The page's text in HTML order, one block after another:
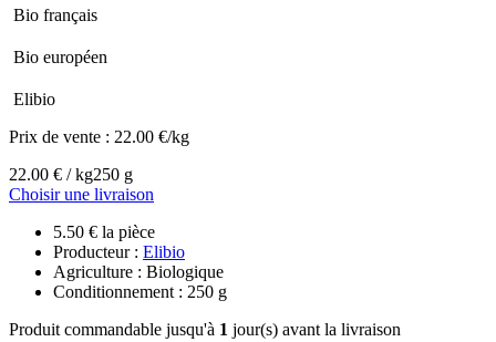
Bio français
Bio européen
Elibio
Prix de vente : 22.00 €/kg
22.00 € / kg250 g
Choisir une livraison
5.50 € la pièce
Producteur : Elibio
Agriculture : Biologique
Conditionnement : 250 g
Produit commandable jusqu'à 1 jour(s) avant la livraison